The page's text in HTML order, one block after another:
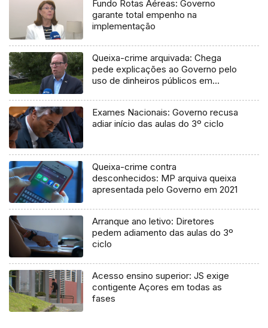
Fundo Rotas Aéreas: Governo
garante total empenho na
implementação
Queixa-crime arquivada: Chega
pede explicações ao Governo pelo
uso de dinheiros públicos em
Exames Nacionais: Governo recusa
adiar início das aulas do 3º ciclo
Queixa-crime contra
desconhecidos: MP arquiva queixa
apresentada pelo Governo em 2021
Arranque ano letivo: Diretores
pedem adiamento das aulas do 3º
ciclo
Acesso ensino superior: JS exige
contigente Açores em todas as
fases